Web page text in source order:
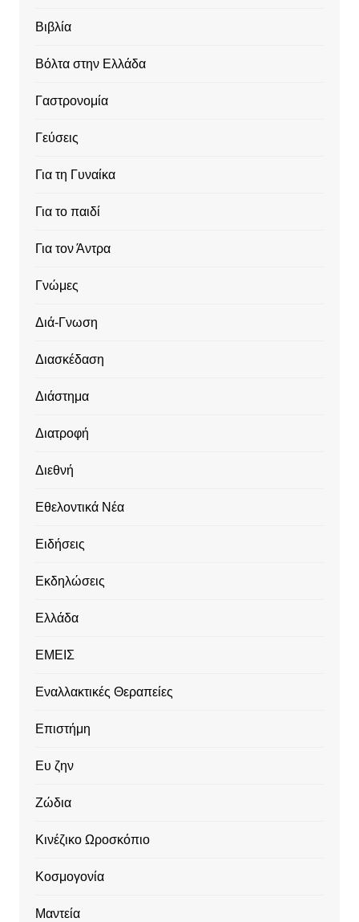
Βιβλία
Βόλτα στην Ελλάδα
Γαστρονομία
Γεύσεις
Για τη Γυναίκα
Για το παιδί
Για τον Άντρα
Γνώμες
Διά-Γνωση
Διασκέδαση
Διάστημα
Διατροφή
Διεθνή
Εθελοντικά Νέα
Ειδήσεις
Εκδηλώσεις
Ελλάδα
ΕΜΕΙΣ
Εναλλακτικές Θεραπείες
Επιστήμη
Ευ ζην
Ζώδια
Κινέζικο Ωροσκόπιο
Κοσμογονία
Μαντεία